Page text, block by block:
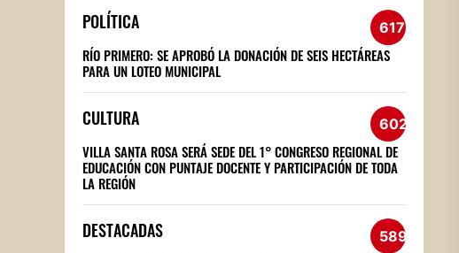
POLÍTICA 617
RÍO PRIMERO: SE APROBÓ LA DONACIÓN DE SEIS HECTÁREAS
PARA UN LOTEO MUNICIPAL
CULTURA 602
VILLA SANTA ROSA SERÁ SEDE DEL 1° CONGRESO REGIONAL DE
EDUCACIÓN CON PUNTAJE DOCENTE Y PARTICIPACIÓN DE TODA
LA REGIÓN
DESTACADAS 589